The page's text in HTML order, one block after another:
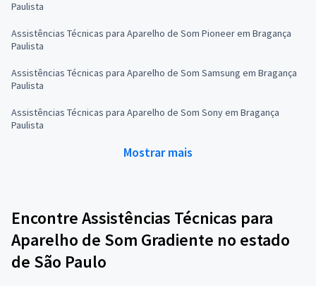
Paulista
Assistências Técnicas para Aparelho de Som Pioneer em Bragança
Paulista
Assistências Técnicas para Aparelho de Som Samsung em Bragança
Paulista
Assistências Técnicas para Aparelho de Som Sony em Bragança
Paulista
Mostrar mais
Encontre Assistências Técnicas para
Aparelho de Som Gradiente no estado
de São Paulo